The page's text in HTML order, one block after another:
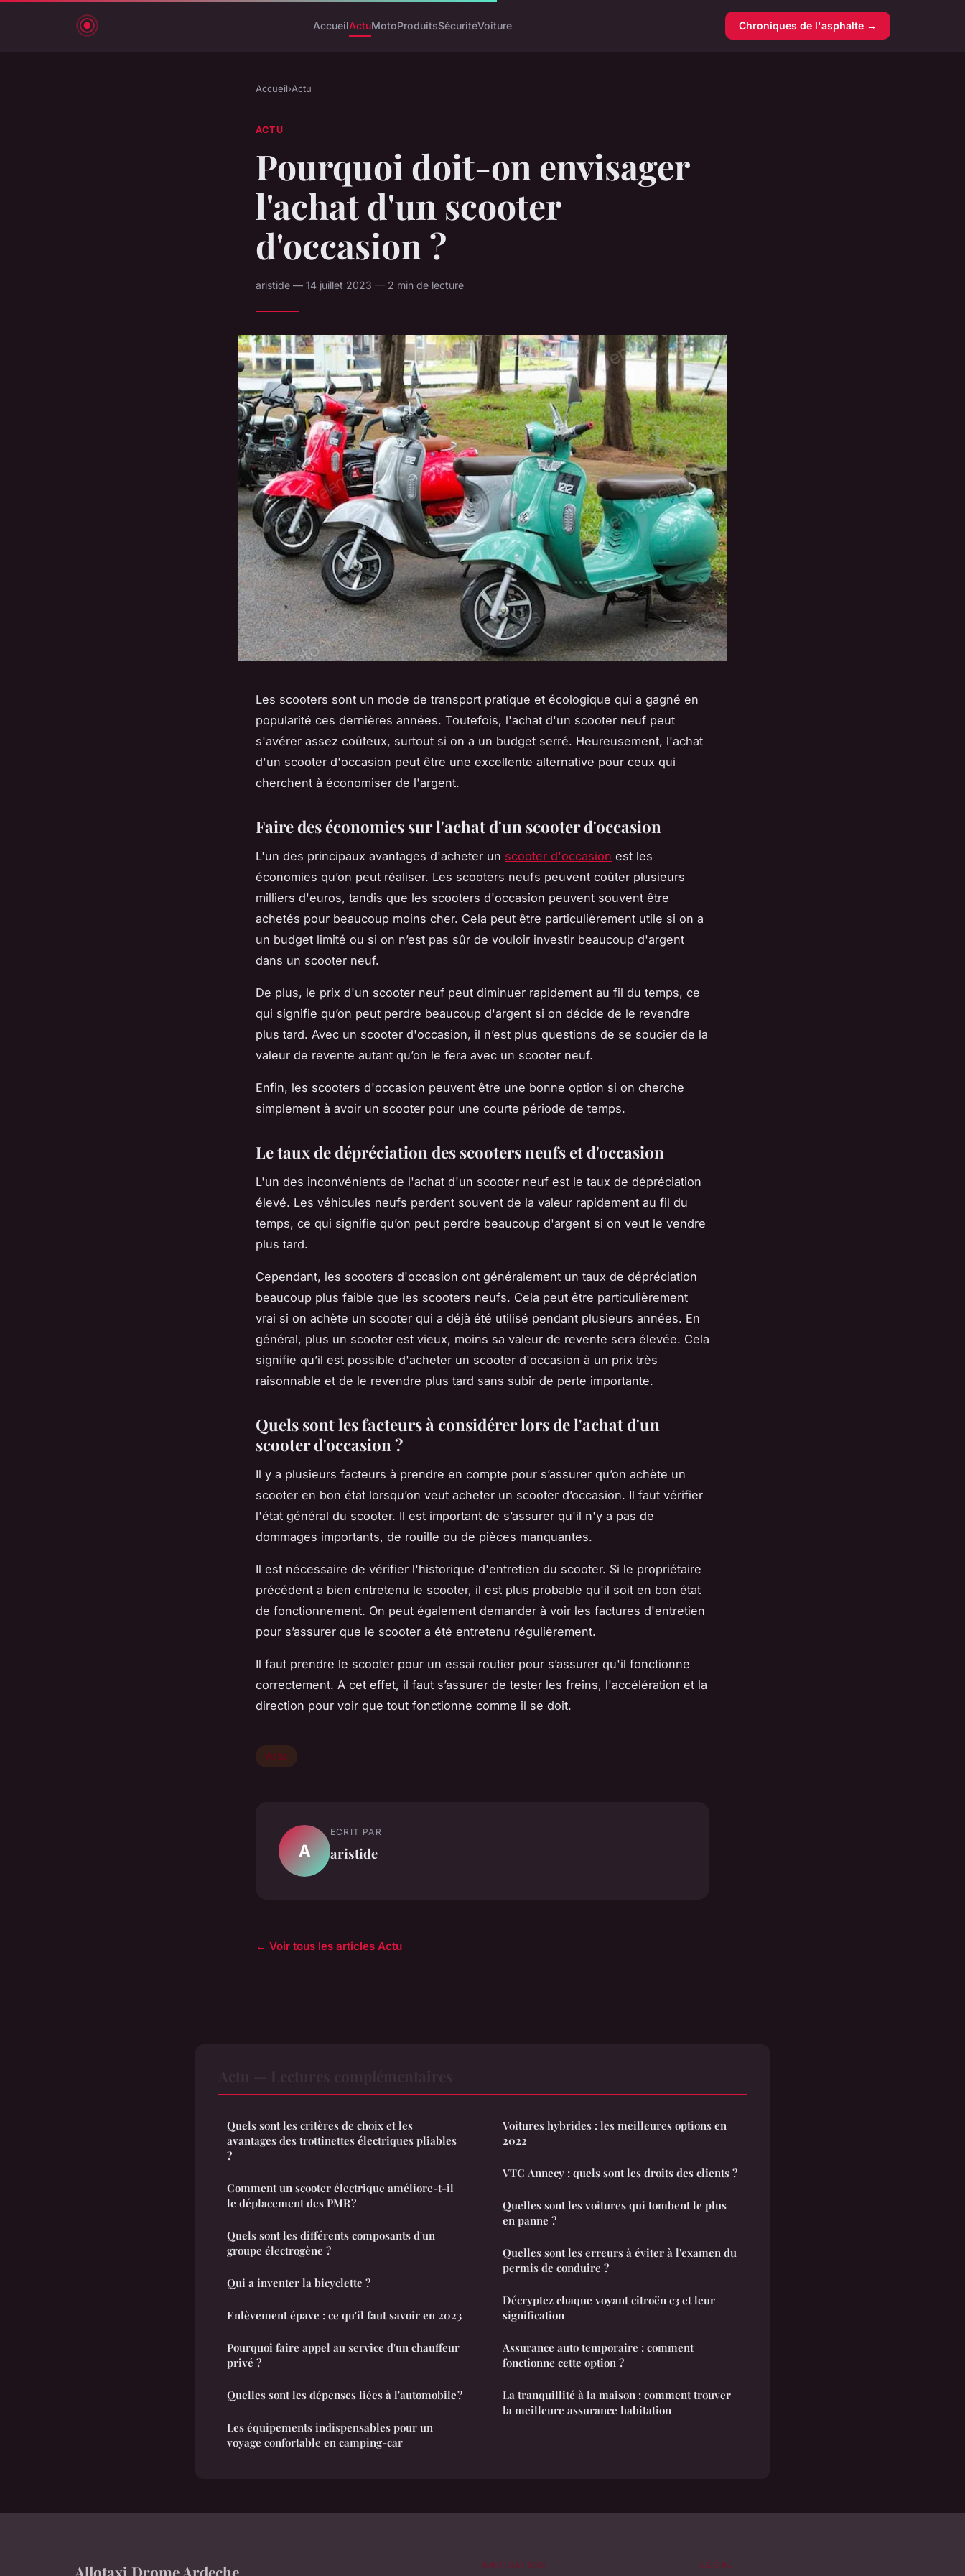
AccueilActuMotoProduitsSécuritéVoiture Chroniques de l'asphalte →
Accueil›Actu
ACTU
Pourquoi doit-on envisager
l'achat d'un scooter
d'occasion ?
aristide — 14 juillet 2023 — 2 min de lecture
Les scooters sont un mode de transport pratique et écologique qui a gagné en
popularité ces dernières années. Toutefois, l'achat d'un scooter neuf peut
s'avérer assez coûteux, surtout si on a un budget serré. Heureusement, l'achat
d'un scooter d'occasion peut être une excellente alternative pour ceux qui
cherchent à économiser de l'argent.
Faire des économies sur l'achat d'un scooter d'occasion
L'un des principaux avantages d'acheter un scooter d'occasion est les
économies qu’on peut réaliser. Les scooters neufs peuvent coûter plusieurs
milliers d'euros, tandis que les scooters d'occasion peuvent souvent être
achetés pour beaucoup moins cher. Cela peut être particulièrement utile si on a
un budget limité ou si on n’est pas sûr de vouloir investir beaucoup d'argent
dans un scooter neuf.
De plus, le prix d'un scooter neuf peut diminuer rapidement au fil du temps, ce
qui signifie qu’on peut perdre beaucoup d'argent si on décide de le revendre
plus tard. Avec un scooter d'occasion, il n’est plus questions de se soucier de la
valeur de revente autant qu’on le fera avec un scooter neuf.
Enfin, les scooters d'occasion peuvent être une bonne option si on cherche
simplement à avoir un scooter pour une courte période de temps.
Le taux de dépréciation des scooters neufs et d'occasion
L'un des inconvénients de l'achat d'un scooter neuf est le taux de dépréciation
élevé. Les véhicules neufs perdent souvent de la valeur rapidement au fil du
temps, ce qui signifie qu’on peut perdre beaucoup d'argent si on veut le vendre
plus tard.
Cependant, les scooters d'occasion ont généralement un taux de dépréciation
beaucoup plus faible que les scooters neufs. Cela peut être particulièrement
vrai si on achète un scooter qui a déjà été utilisé pendant plusieurs années. En
général, plus un scooter est vieux, moins sa valeur de revente sera élevée. Cela
signifie qu’il est possible d'acheter un scooter d'occasion à un prix très
raisonnable et de le revendre plus tard sans subir de perte importante.
Quels sont les facteurs à considérer lors de l'achat d'un
scooter d'occasion ?
Il y a plusieurs facteurs à prendre en compte pour s’assurer qu’on achète un
scooter en bon état lorsqu’on veut acheter un scooter d’occasion. Il faut vérifier
l'état général du scooter. Il est important de s’assurer qu'il n'y a pas de
dommages importants, de rouille ou de pièces manquantes.
Il est nécessaire de vérifier l'historique d'entretien du scooter. Si le propriétaire
précédent a bien entretenu le scooter, il est plus probable qu'il soit en bon état
de fonctionnement. On peut également demander à voir les factures d'entretien
pour s’assurer que le scooter a été entretenu régulièrement.
Il faut prendre le scooter pour un essai routier pour s’assurer qu'il fonctionne
correctement. A cet effet, il faut s’assurer de tester les freins, l'accélération et la
direction pour voir que tout fonctionne comme il se doit.
Actu
A
ECRIT PAR
aristide
← Voir tous les articles Actu
Quels sont les critères de choix et les
avantages des trottinettes électriques pliables
?
Comment un scooter électrique améliore-t-il
le déplacement des PMR ?
Quels sont les différents composants d'un
groupe électrogène ?
Qui a inventer la bicyclette ?
Enlèvement épave : ce qu'il faut savoir en 2023
Pourquoi faire appel au service d'un chauffeur
privé ?
Quelles sont les dépenses liées à l'automobile ?
Les équipements indispensables pour un
voyage confortable en camping-car
Voitures hybrides : les meilleures options en
2022
VTC Annecy : quels sont les droits des clients ?
Quelles sont les voitures qui tombent le plus
en panne ?
Quelles sont les erreurs à éviter à l'examen du
permis de conduire ?
Décryptez chaque voyant citroën c3 et leur
signification
Assurance auto temporaire : comment
fonctionne cette option ?
La tranquillité à la maison : comment trouver
la meilleure assurance habitation
Allotaxi Drome Ardeche NAVIGATION LÉGAL